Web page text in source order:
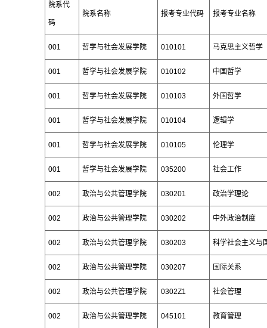
院系代
码
院系名称 报考专业代码 报考专业名称
001 哲学与社会发展学院 010101 马克思主义哲学
001 哲学与社会发展学院 010102 中国哲学
001 哲学与社会发展学院 010103 外国哲学
001 哲学与社会发展学院 010104 逻辑学
001 哲学与社会发展学院 010105 伦理学
001 哲学与社会发展学院 035200 社会工作
002 政治与公共管理学院 030201 政治学理论
002 政治与公共管理学院 030202 中外政治制度
002 政治与公共管理学院 030203 科学社会主义与
002 政治与公共管理学院 030207 国际关系
002 政治与公共管理学院 0302Z1 社会管理
002 政治与公共管理学院 045101 教育管理